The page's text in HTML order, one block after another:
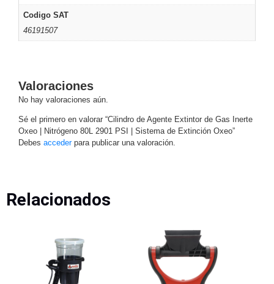
Cams y
Body
Cams
(Portátiles) Cámaras
MóvilesDash
Videoporteros
e
Interfonos
IP
Codigo SAT
46191507
Valoraciones
No hay valoraciones aún.
Sé el primero en valorar “Cilindro de Agente Extintor de Gas Inerte
Oxeo | Nitrógeno 80L 2901 PSI | Sistema de Extinción Oxeo”
Debes accederpara publicar una valoración.
Relacionados